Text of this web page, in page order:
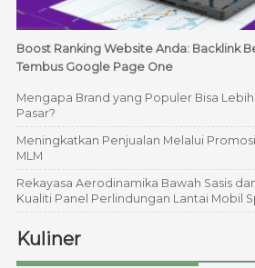
Boost Ranking Website Anda: Backlink
Tembus Google Page One
Mengapa Brand yang Populer Bisa
Pasar?
Meningkatkan Penjualan Melalui
MLM
Rekayasa Aerodinamika Bawah Sasis
Kualiti Panel Perlindungan Lantai Mobil
Kuliner